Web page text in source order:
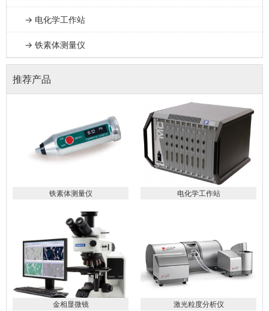
→ 电化学工作站
→ 铁素体测量仪
推荐产品
铁素体测量仪 电化学工作站
金相显微镜 激光粒度分析仪